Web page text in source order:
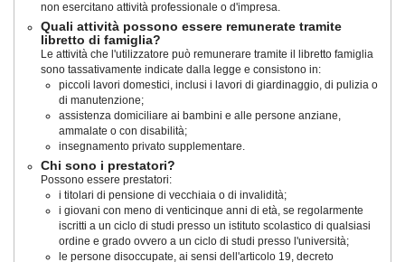
non esercitano attività professionale o d'impresa.
Quali attività possono essere remunerate tramite
libretto di famiglia?
Le attività che l'utilizzatore può remunerare tramite il libretto famiglia
sono tassativamente indicate dalla legge e consistono in:
piccoli lavori domestici, inclusi i lavori di giardinaggio, di pulizia o
di manutenzione;
assistenza domiciliare ai bambini e alle persone anziane,
ammalate o con disabilità;
insegnamento privato supplementare.
Chi sono i prestatori?
Possono essere prestatori:
i titolari di pensione di vecchiaia o di invalidità;
i giovani con meno di venticinque anni di età, se regolarmente
iscritti a un ciclo di studi presso un istituto scolastico di qualsiasi
ordine e grado ovvero a un ciclo di studi presso l'università;
le persone disoccupate, ai sensi dell'articolo 19, decreto